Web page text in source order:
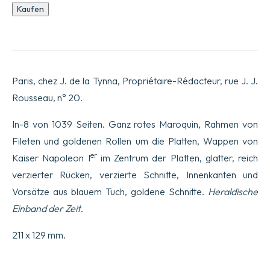
par
J.
Société
d’Encouragement
pour
nationale.
Année
1812.
XVe
Prix
:
fr.,
13
Kaufen
Paris, chez J. de la Tynna, Propriétaire-Rédacteur, rue J. J.
Rousseau, n° 20.
In-8 von 1039 Seiten. Ganz rotes Maroquin, Rahmen von
Fileten und goldenen Rollen um die Platten, Wappen von
Kaiser Napoleon Ierim Zentrum der Platten, glatter, reich
verzierter Rücken, verzierte Schnitte, Innenkanten und
Vorsätze aus blauem Tuch, goldene Schnitte. Heraldische
Einband der Zeit.
211 x 129 mm.